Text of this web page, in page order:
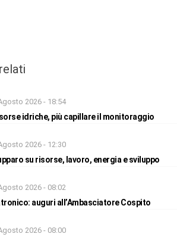
2026 - 18:54
idriche, più capillare il monitoraggio
2026 - 12:30
su risorse, lavoro, energia e sviluppo
2026 - 08:02
auguri all’Ambasciatore Cospito
2026 - 08:00